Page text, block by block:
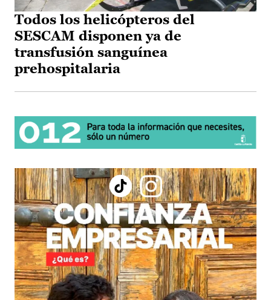
Todos los helicópteros del
SESCAM disponen ya de
transfusión sanguínea
prehospitalaria